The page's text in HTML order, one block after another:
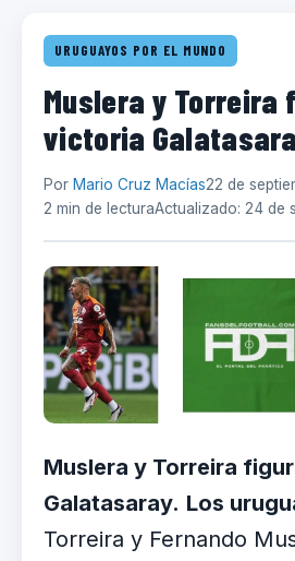
URUGUAYOS POR EL MUNDO
Muslera y Torreira
victoria
Por Mario Cruz Macías22 de
2 min de lecturaActualizado: 24 de
Muslera y Torreira
Galatasaray. Los
Torreira y Fernando